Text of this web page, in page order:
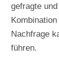
gefragte
Nachfrage
führen.